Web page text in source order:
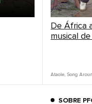
De África
musical
Ataole, Song
SOBRE